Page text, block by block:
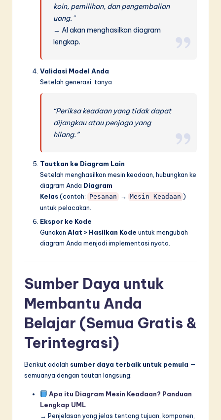
koin, pemilihan, dan pengembalian
uang.”
→ AI akan menghasilkan diagram
lengkap.
Validasi Model Anda
Setelah generasi, tanya
“Periksa keadaan yang tidak dapat
dijangkau atau penjaga yang
hilang.”
Tautkan ke Diagram Lain
Setelah menghasilkan mesin keadaan, hubungkan ke
diagram Anda Diagram
Kelas(contoh: Pesanan → Mesin Keadaan )
untuk pelacakan.
Ekspor ke Kode
Gunakan Alat > Hasilkan Kode untuk mengubah
diagram Anda menjadi implementasi nyata.
Sumber Daya untuk
Membantu Anda
Belajar (Semua Gratis &
Terintegrasi)
Berikut adalah sumber daya terbaik untuk pemula —
semuanya dengan tautan langsung:
Apa itu Diagram Mesin Keadaan? Panduan
Lengkap UML
→ Penjelasan yang jelas tentang tujuan, komponen,